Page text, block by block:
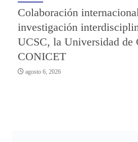
Colaboración
investigación
UCSC, la Universidad de
CONICET
agosto 6, 2026